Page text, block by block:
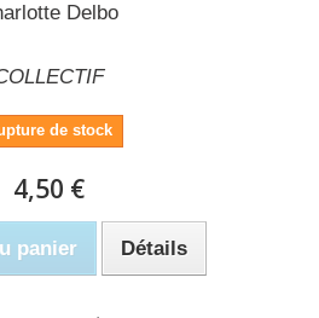
Delbo
de stock
4,50 €
panier Détails